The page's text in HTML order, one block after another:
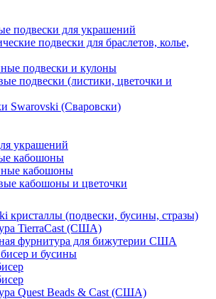
подвески для украшений
подвески для браслетов, колье,
подвески и кулоны
подвески (листики, цветочки и
Swarovski (Сваровски)
украшений
кабошоны
кабошоны
кабошоны и цветочки
кристаллы (подвески, бусины, стразы)
TierraCast (США)
фурнитура для бижутерии США
бисер и бусины
Quest Beads & Cast (США)